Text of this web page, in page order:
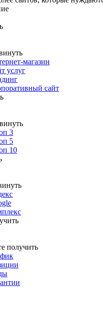
магазин
услуг
сайт
3
5
10
получить